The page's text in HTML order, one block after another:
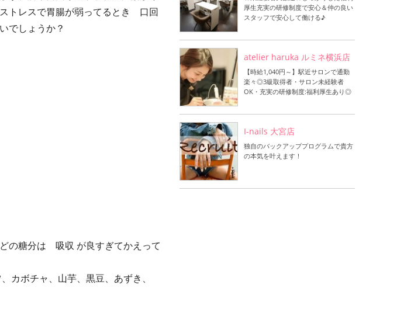
トレスで胃腸が弱ってるとき 口回
でしょうか？
の糖分は 吸収 が良すぎてかえって
カボチャ、山芋、黒豆、あずき、
厚生充実の研修制度で安心＆仲の良い
スタッフで安心して働ける♪
atelier haruka ルミネ横浜店
【時給1,040円～】駅近サロンで通勤
楽々◎3級取得者・サロン未経験者
OK・充実の研修制度:福利厚生あり◎
I-nails 大宮店
独自のバックアッププログラムで貴方
の本気を叶えます！